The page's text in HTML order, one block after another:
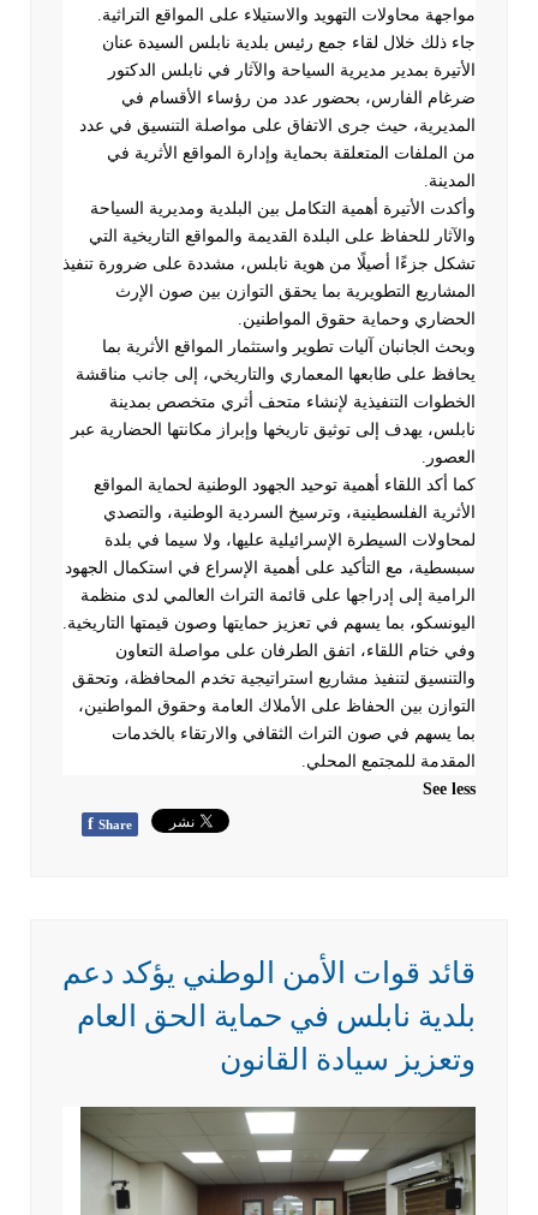
مواجهة محاولات التهويد والاستيلاء على المواقع التراثية
جاء ذلك خلال لقاء جمع رئيس بلدية نابلس السيدة عنان
الأتيرة بمدير مديرية السياحة والآثار في نابلس الدكتور
ضرغام الفارس، بحضور عدد من رؤساء الأقسام في
المديرية، حيث جرى الاتفاق على مواصلة التنسيق في عدد
من الملفات المتعلقة بحماية وإدارة المواقع الأثرية في
المدينة
وأكدت الأتيرة أهمية التكامل بين البلدية ومديرية السياحة
والآثار للحفاظ على البلدة القديمة والمواقع التاريخية التي
تشكل جزءًا أصيلًا من هوية نابلس، مشددة على ضرورة تنفيذ
المشاريع التطويرية بما يحقق التوازن بين صون الإرث
الحضاري وحماية حقوق المواطنين
وبحث الجانبان آليات تطوير واستثمار المواقع الأثرية بما
يحافظ على طابعها المعماري والتاريخي، إلى جانب مناقشة
الخطوات التنفيذية لإنشاء متحف أثري متخصص بمدينة
نابلس، يهدف إلى توثيق تاريخها وإبراز مكانتها الحضارية عبر
العصور
كما أكد اللقاء أهمية توحيد الجهود الوطنية لحماية المواقع
الأثرية الفلسطينية، وترسيخ السردية الوطنية، والتصدي
لمحاولات السيطرة الإسرائيلية عليها، ولا سيما في بلدة
سبسطية، مع التأكيد على أهمية الإسراع في استكمال الجهود
الرامية إلى إدراجها على قائمة التراث العالمي لدى منظمة
اليونسكو، بما يسهم في تعزيز حمايتها وصون قيمتها التاريخية
وفي ختام اللقاء، اتفق الطرفان على مواصلة التعاون
والتنسيق لتنفيذ مشاريع استراتيجية تخدم المحافظة، وتحقق
التوازن بين الحفاظ على الأملاك العامة وحقوق المواطنين،
بما يسهم في صون التراث الثقافي والارتقاء بالخدمات
المقدمة للمجتمع المحلي
See less
f Share
قائد قوات الأمن الوطني يؤكد دعم
بلدية نابلس في حماية الحق العام
وتعزيز سيادة القانون